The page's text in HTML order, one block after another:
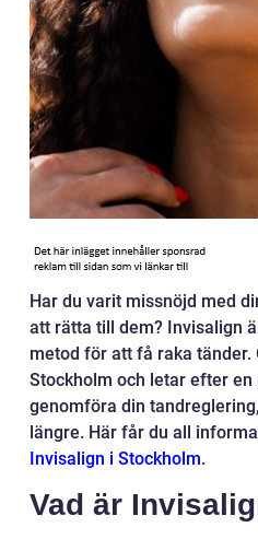
Har du varit missnöjd med
att rätta till dem? Invisalign
metod för att få raka tänder.
Stockholm och letar efter
genomföra din
längre. Här får du all
Invisalign i Stockholm.
Vad är